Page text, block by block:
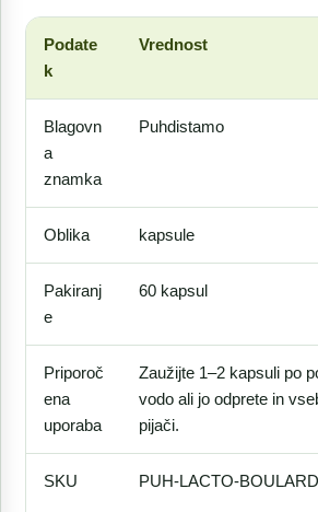
Podate
k
Vrednost
Blagovn
a
znamka
Puhdistamo
Oblika kapsule
Pakiranj
e
60 kapsul
Priporoč
ena
uporaba
Zaužijte 1–2 kapsuli po
vodo ali jo odprete in
pijači.
SKU PUH-LACTO-